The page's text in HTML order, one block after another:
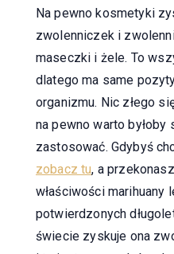
Na pewno kosmetyki
zwolenniczek i
maseczki i żele. To
dlatego ma same
organizmu. Nic złego
na pewno warto
zastosować. Gdybyś
zobacz tu, a
właściwości marihuany
potwierdzonych
świecie zyskuje ona